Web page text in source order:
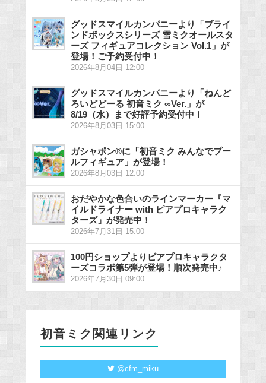
グッドスマイルカンパニーより「ブライ
ンドボックスシリーズ 雪ミクオールスタ
ーズ フィギュアコレクション Vol.1」が
登場！ご予約受付中！
2026年8月04日 12:00
グッドスマイルカンパニーより「ねんど
ろいどどーる 初音ミク ∞Ver.」が
8/19（水）まで好評予約受付中！
2026年8月03日 15:00
ガシャポン®に「初音ミク みんなでプー
ルフィギュア」が登場！
2026年8月03日 12:00
おだやかな色合いのラインマーカー『マ
イルドライナー with ピアプロキャラク
ターズ』が発売中！
2026年7月31日 15:00
100円ショップよりピアプロキャラクタ
ーズコラボ第5弾が登場！順次発売中♪
2026年7月30日 09:00
初音ミク関連リンク
@cfm_miku